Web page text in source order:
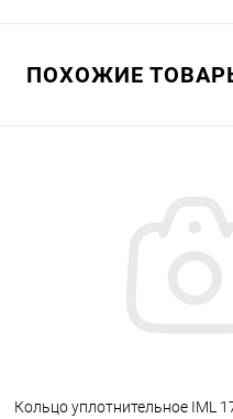
ПОХОЖИЕ
Кольцо уплотнительное IML